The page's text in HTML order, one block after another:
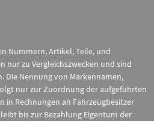
Nummern, Artikel, Teile, und
nur zu Vergleichszwecken und sind
Die Nennung von Markennamen,
nur zur Zuordnung der aufgeführten
in Rechnungen an Fahrzeugbesitzer
bis zur Bezahlung Eigentum der